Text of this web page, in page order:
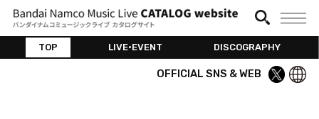
TOP LIVE•EVENT DISCOGRAPHY
OFFICIAL SNS & WEB